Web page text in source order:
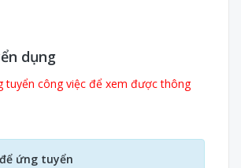
dụng
tuyển công việc để xem được thông
ứng tuyển